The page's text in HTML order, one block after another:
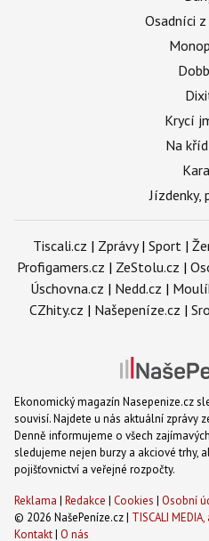
Osadníci
Krycí
Na
Jízdenky,
Tiscali.cz | Zprávy| Sport |
Profigamers.cz | ZeStolu.cz |
Úschovna.cz | Nedd.cz |
CZhity.cz | Našepeníze.cz |
Ekonomický magazín Nasepenize.cz
souvisí. Najdete u nás aktuální zprávy
Denně informujeme o všech
sledujeme nejen burzy a akciové trhy,
pojišťovnictví a veřejné rozpočty.
Reklama | Redakce | Cookies | Osobní
© 2026 NašePeníze.cz | TISCALI MEDIA,
Kontakt| O nás